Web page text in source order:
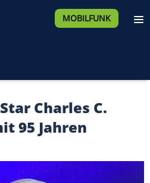
MOBILFUNK
Charles C.
95 Jahren